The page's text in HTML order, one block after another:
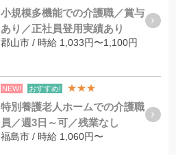
小規模多機能での介護職／賞与
あり／正社員登用実績あり
郡山市 / 時給 1,033円〜1,100円
NEW! おすすめ! ★★★
特別養護老人ホームでの介護職
員／週3日～可／残業なし
福島市 / 時給 1,060円〜